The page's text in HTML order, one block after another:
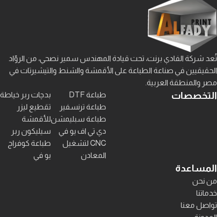
تُعد شركة الفادي برنت، تحت قيادة المهندس سمير نصحي، من الروّاد
الحقيقيين في صناعة الطباعة على الأقمشة والشنط والتيشيرتات في
مصر والمنطقة العربية.
التخصصات
طباعة DTF
طباعة ترنسفير
طباعة سبليمشن
دي تي اف يو في
CNC لتشغيل
المعادن
بدچات ربر خياطة
تقطيع ليزر
للأقمشة
سيليكون ربر
طباعة كوفراج
يو في
المساعدة
من نحن
خدماتنا
تواصل معنا